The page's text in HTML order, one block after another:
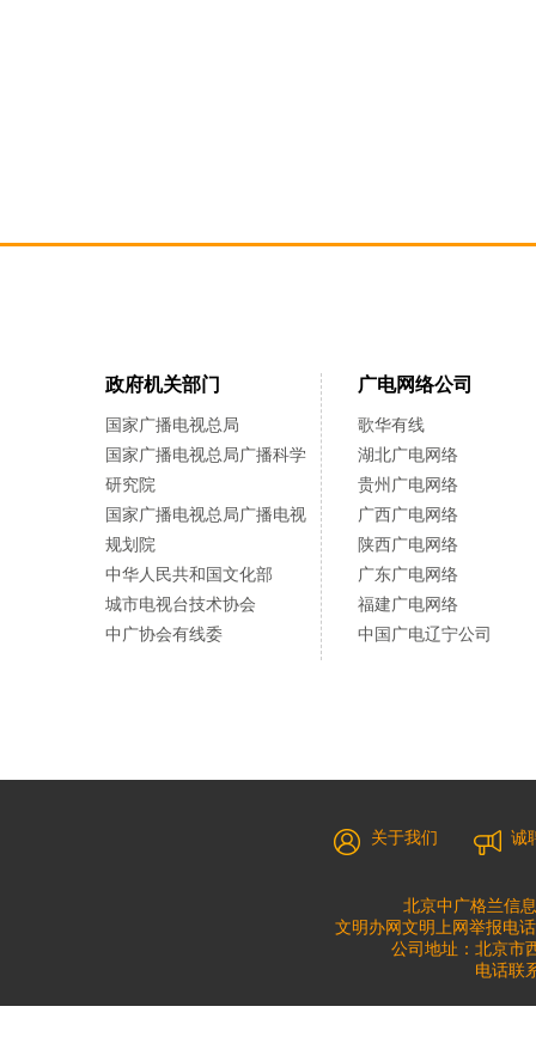
政府机关部门
国家广播电视总局
国家广播电视总局广播科学
研究院
国家广播电视总局广播电视
规划院
中华人民共和国文化部
城市电视台技术协会
中广协会有线委
广电网络公司
歌华有线
湖北广电网络
贵州广电网络
广西广电网络
陕西广电网络
广东广电网络
福建广电网络
中国广电辽宁公司
关于我们 诚
北京中广格兰信
文明办网文明上网举报电
公司地址：北京市
电话联